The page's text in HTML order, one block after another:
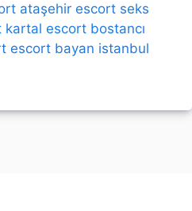
ataşehir escort seks
kartal escort bostancı
escort bayan istanbul